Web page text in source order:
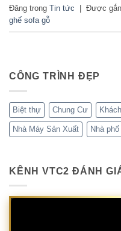
Đăng trong Tin tức Được
ghế sofa gỗ
CÔNG TRÌNH ĐẸP
Biệt thự Chung Cư
Nhà Máy Sản Xuất Nhà phố
KÊNH VTC2 ĐÁNH
Trình